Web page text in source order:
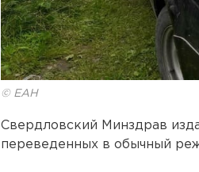
© ЕАН
Свердловский Минздрав
переведенных в обычный